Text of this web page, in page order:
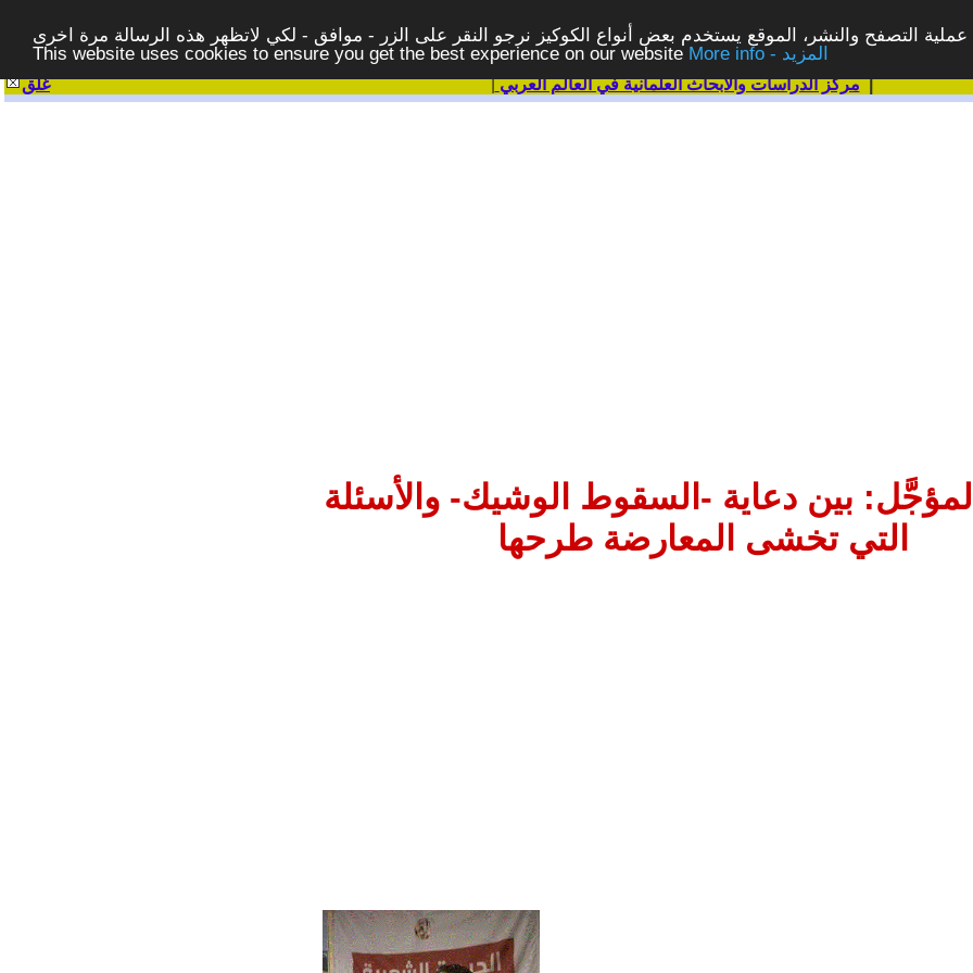
التصفح والنشر، الموقع يستخدم بعض أنواع الكوكيز نرجو النقر على الزر - موافق - لكي لاتظهر هذه الرسالة مرة اخرى -
This website uses cookies to ensure you get the best experience on our website
More info - المزيد
غلق | مركز الدراسات والابحاث العلمانية في العالم العربي|
المؤجَّل: بين دعاية -السقوط الوشيك- والأسئلة
التي تخشى المعارضة طرحها